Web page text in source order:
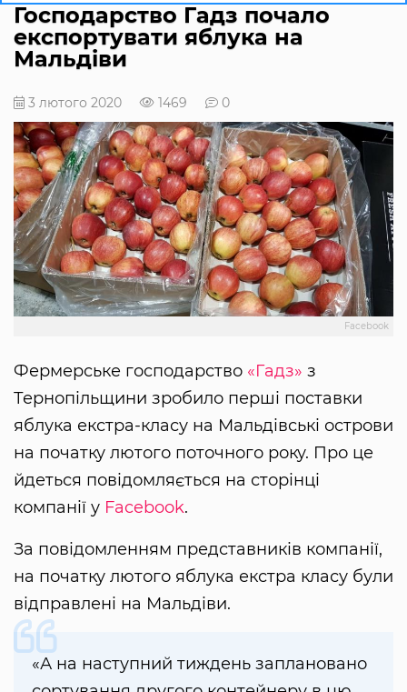
Господарство Гадз почало
експортувати яблука на
Мальдіви
3 лютого 2020 1469 0
Facebook
Фермерське господарство «Гадз» з
Тернопільщини зробило перші поставки
яблука екстра-класу на Мальдівські острови
на початку лютого поточного року. Про це
йдеться повідомляється на сторінці
компанії у Facebook.
За повідомленням представників компанії,
на початку лютого яблука екстра класу були
відправлені на Мальдіви.
«А на наступний тиждень заплановано